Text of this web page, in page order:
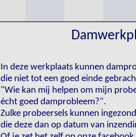
In deze werkplaats kunnen
die niet tot een goed einde
"Wie kan mij helpen om mijn
écht goed damprobleem?".
Zulke probeersels kunnen
die deze dan op datum van